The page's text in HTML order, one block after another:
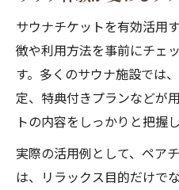
サウナチケットを有効活用
徴や利用方法を事前にチェ
す。多くのサウナ施設では
定、特典付きプランなどが
トの内容をしっかりと把握
実際の活用例として、ペア
は、リラックス目的だけで